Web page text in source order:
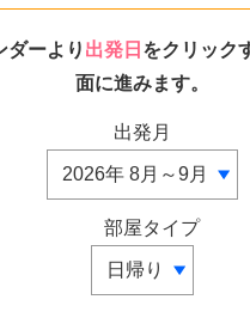
ダーより 出発日 をクリック
面に進みます。
出発月
部屋タイプ